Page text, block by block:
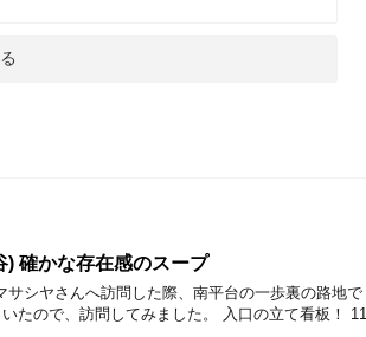
) 確かな存在感のスープ
シヤさんへ訪問した際、南平台の一歩裏の路地で
たので、訪問してみました。 入口の立て看板！ 11